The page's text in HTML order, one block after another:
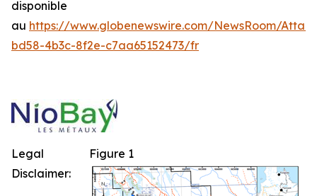
disponible
au https://www.globenewswire.com/NewsRoom/
bd58-4b3c-8f2e-c7aa65152473/fr
Figure 1
Legal
Disclaimer: